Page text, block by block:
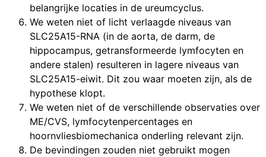
belangrijke locaties in de ureumcyclus.
We weten niet of licht verlaagde niveaus van
SLC25A15-RNA (in de aorta, de darm, de
hippocampus, getransformeerde lymfocyten en
andere stalen) resulteren in lagere niveaus van
SLC25A15-eiwit. Dit zou waar moeten zijn, als de
hypothese klopt.
We weten niet of de verschillende observaties over
ME/CVS, lymfocytenpercentages en
hoornvliesbiomechanica onderling relevant zijn.
De bevindingen zouden niet gebruikt mogen